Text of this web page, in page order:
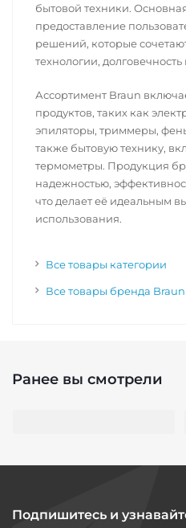
бытовой техники.
предоставление
решений, которые
технологии,
Ассортимент Braun
продуктов, таких как
эпиляторы, триммеры,
также бытовую технику,
термометры. Продукция
надежностью,
что делает её идеальным
использования.
Все товары категории
Все товары бренда Braun
Ранее вы смотрели
Подпишитесь и